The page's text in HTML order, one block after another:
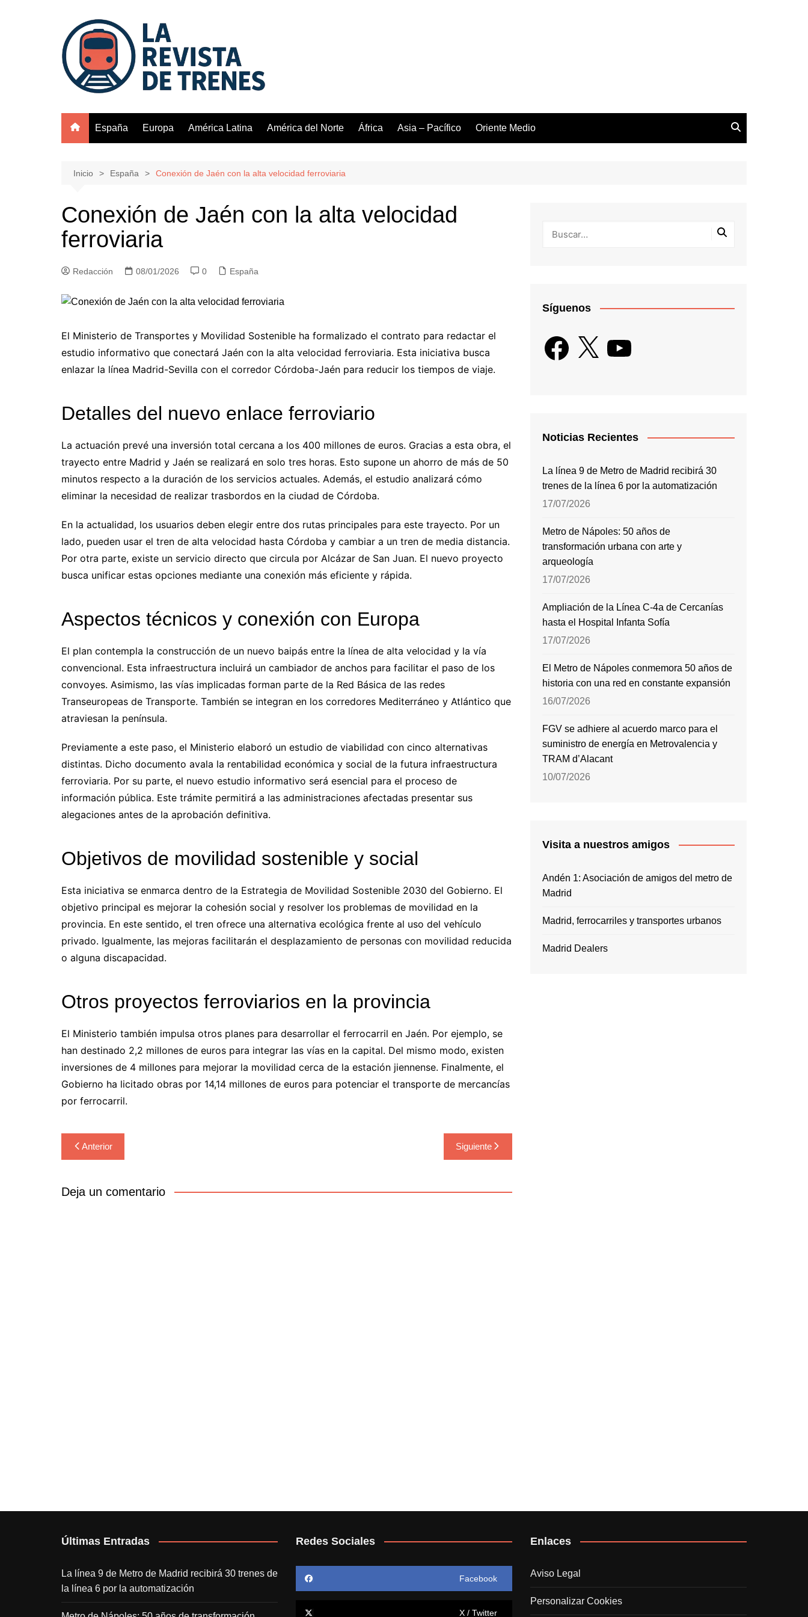
España Europa América Latina América del Norte África Asia – Pacífico Oriente Medio
Inicio España Conexión de Jaén con la alta velocidad ferroviaria
Conexión de Jaén con la alta velocidad
ferroviaria
Redacción 08/01/2026 0 España
El Ministerio de Transportes y Movilidad Sostenible ha formalizado el contrato para redactar el
estudio informativo que conectará Jaén con la alta velocidad ferroviaria. Esta iniciativa busca
enlazar la línea Madrid-Sevilla con el corredor Córdoba-Jaén para reducir los tiempos de viaje.
Detalles del nuevo enlace ferroviario
La actuación prevé una inversión total cercana a los 400 millones de euros. Gracias a esta obra, el
trayecto entre Madrid y Jaén se realizará en solo tres horas. Esto supone un ahorro de más de 50
minutos respecto a la duración de los servicios actuales. Además, el estudio analizará cómo
eliminar la necesidad de realizar trasbordos en la ciudad de Córdoba.
En la actualidad, los usuarios deben elegir entre dos rutas principales para este trayecto. Por un
lado, pueden usar el tren de alta velocidad hasta Córdoba y cambiar a un tren de media distancia.
Por otra parte, existe un servicio directo que circula por Alcázar de San Juan. El nuevo proyecto
busca unificar estas opciones mediante una conexión más eficiente y rápida.
Aspectos técnicos y conexión con Europa
El plan contempla la construcción de un nuevo baipás entre la línea de alta velocidad y la vía
convencional. Esta infraestructura incluirá un cambiador de anchos para facilitar el paso de los
convoyes. Asimismo, las vías implicadas forman parte de la Red Básica de las redes
Transeuropeas de Transporte. También se integran en los corredores Mediterráneo y Atlántico que
atraviesan la península.
Previamente a este paso, el Ministerio elaboró un estudio de viabilidad con cinco alternativas
distintas. Dicho documento avala la rentabilidad económica y social de la futura infraestructura
ferroviaria. Por su parte, el nuevo estudio informativo será esencial para el proceso de
información pública. Este trámite permitirá a las administraciones afectadas presentar sus
alegaciones antes de la aprobación definitiva.
Objetivos de movilidad sostenible y social
Esta iniciativa se enmarca dentro de la Estrategia de Movilidad Sostenible 2030 del Gobierno. El
objetivo principal es mejorar la cohesión social y resolver los problemas de movilidad en la
provincia. En este sentido, el tren ofrece una alternativa ecológica frente al uso del vehículo
privado. Igualmente, las mejoras facilitarán el desplazamiento de personas con movilidad reducida
o alguna discapacidad.
Otros proyectos ferroviarios en la provincia
El Ministerio también impulsa otros planes para desarrollar el ferrocarril en Jaén. Por ejemplo, se
han destinado 2,2 millones de euros para integrar las vías en la capital. Del mismo modo, existen
inversiones de 4 millones para mejorar la movilidad cerca de la estación jiennense. Finalmente, el
Gobierno ha licitado obras por 14,14 millones de euros para potenciar el transporte de mercancías
por ferrocarril.
Navegación
de
entradas
Anterior Siguiente
Deja un comentario
Síguenos
Facebook
X YouTube
Noticias Recientes
La línea 9 de Metro de Madrid recibirá 30
trenes de la línea 6 por la automatización
17/07/2026
Metro de Nápoles: 50 años de
transformación urbana con arte y
arqueología
17/07/2026
Ampliación de la Línea C-4a de Cercanías
hasta el Hospital Infanta Sofía
17/07/2026
El Metro de Nápoles conmemora 50 años de
historia con una red en constante expansión
16/07/2026
FGV se adhiere al acuerdo marco para el
suministro de energía en Metrovalencia y
TRAM d’Alacant
10/07/2026
Visita a nuestros amigos
Andén 1: Asociación de amigos del metro de
Madrid
Madrid, ferrocarriles y transportes urbanos
Madrid Dealers
Últimas Entradas
La línea 9 de Metro de Madrid recibirá 30 trenes de
la línea 6 por la automatización
Redes Sociales
Facebook
X / Twitter
Enlaces
Aviso Legal
Personalizar Cookies